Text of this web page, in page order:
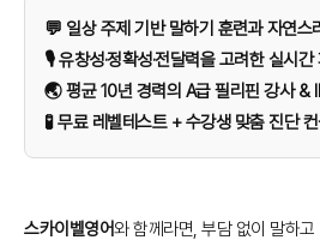
💬 일상 주제 기반 말하기 훈련과 자연스
🎙️ 유창성·정확성·전달력을 고려한 실시
🌏 평균 10년 경력의 A급 필리핀 강사 &
🧪 무료 레벨테스트 + 수강생 맞춤 진단
스카이벨영어와 함께라면, 부담 없이 말하고